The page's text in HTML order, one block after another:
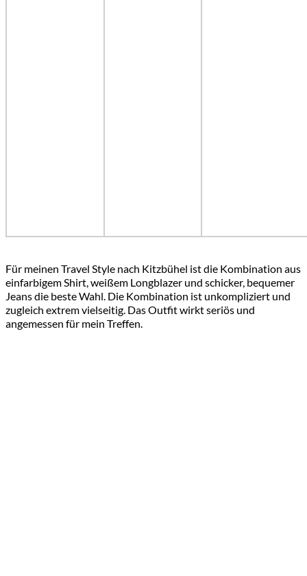
Für meinen Travel Style nach Kitzbühel ist die Kombination aus
einfarbigem Shirt, weißem Longblazer und schicker, bequemer
Jeans die beste Wahl. Die Kombination ist unkompliziert und
zugleich extrem vielseitig. Das Outfit wirkt seriös und
angemessen für mein Treffen.